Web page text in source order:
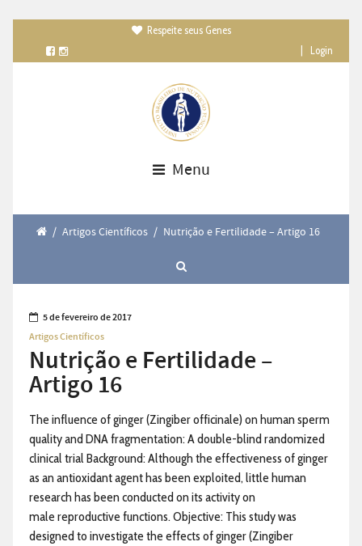
Respeite seus Genes
Login
Menu
/ Artigos Científicos / Nutrição e Fertilidade – Artigo 16
5 de fevereiro de 2017
Artigos Científicos
Nutrição e Fertilidade –
Artigo 16
The influence of ginger (Zingiber officinale) on human sperm
quality and DNA fragmentation: A double-blind randomized
clinical trial Background: Although the effectiveness of ginger
as an antioxidant agent has been exploited, little human
research has been conducted on its activity on
male reproductive functions. Objective: This study was
designed to investigate the effects of ginger (Zingiber